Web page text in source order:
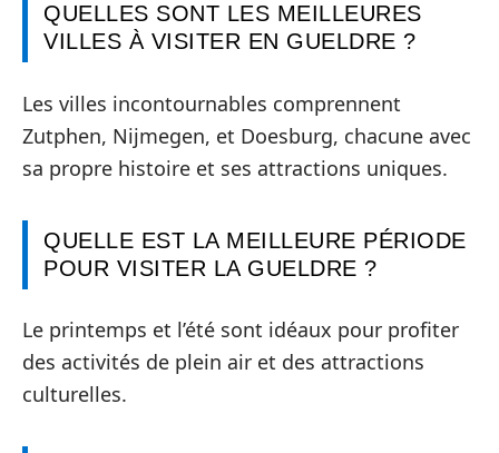
QUELLES SONT LES MEILLEURES
VILLES À VISITER EN GUELDRE ?
Les villes incontournables comprennent
Zutphen, Nijmegen, et Doesburg, chacune avec
sa propre histoire et ses attractions uniques.
QUELLE EST LA MEILLEURE PÉRIODE
POUR VISITER LA GUELDRE ?
Le printemps et l’été sont idéaux pour profiter
des activités de plein air et des attractions
culturelles.